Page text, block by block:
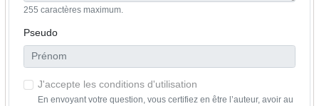
255 caractères maximum.
Pseudo
J'accepte les conditions d'utilisation
En envoyant votre question, vous certifiez en être l’auteur, avoir au